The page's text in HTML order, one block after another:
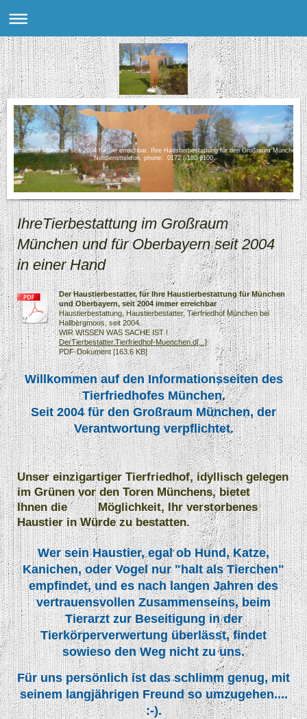
Tierfriedhof München seit 2004 für Sie erreichbar. Ihre Haustierbestattung für den Großraum München.
Notdiensttelefon, phone: 0172 / 180 6100.
IhreTierbestattung im Großraum
München und für Oberbayern seit 2004
in einer Hand
Der Haustierbestatter, für Ihre Haustierbestattung für München
und Oberbayern, seit 2004 immer erreichbar
Haustierbestattung, Haustierbestatter, Tierfriedhof München bei
Hallbergmoos, seit 2004.
WIR WISSEN WAS SACHE IST !
DerTierbestatter.Tierfriedhof-Muenchen.d[...]
PDF-Dokument [163.6 KB]
Willkommen auf den Informationsseiten des
Tierfriedhofes München.
Seit 2004 für den Großraum München, der
Verantwortung verpflichtet.
Unser einzigartiger Tierfriedhof, idyllisch gelegen
im Grünen vor den Toren Münchens, bietet
Ihnen die Möglichkeit, Ihr verstorbenes
Haustier in Würde zu bestatten.
Wer sein Haustier, egal ob Hund, Katze,
Kanichen, oder Vogel nur "halt als Tierchen"
empfindet, und es nach langen Jahren des
vertrauensvollen Zusammenseins, beim
Tierarzt zur Beseitigung in der
Tierkörperverwertung überlässt, findet
sowieso den Weg nicht zu uns.
Für uns persönlich ist das schlimm genug, mit
seinem langjährigen Freund so umzugehen....
:-).